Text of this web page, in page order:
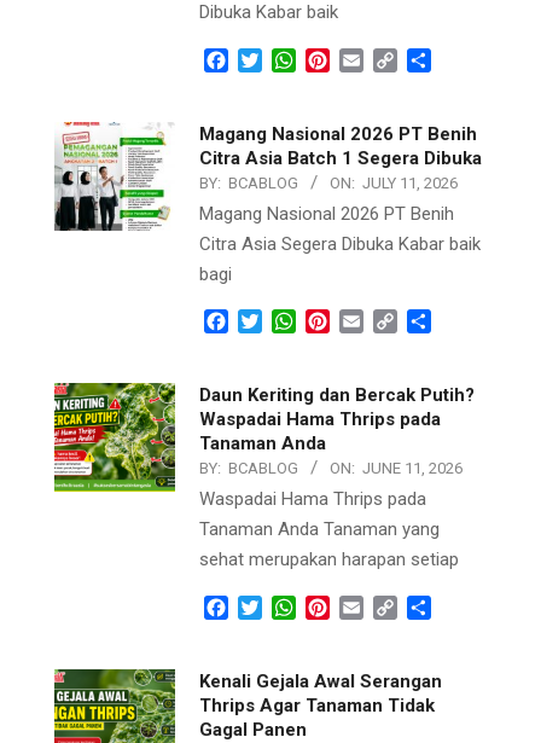
Dibuka Kabar baik
Facebook
TwitterWhatsApp
Pinterest
Email Copy
Magang Nasional 2026 PT Benih
Citra Asia Batch 1 Segera Dibuka
BY: BCABLOG ON: JULY 11, 2026
Magang Nasional 2026 PT Benih
Citra Asia Segera Dibuka Kabar baik
bagi
Facebook
TwitterWhatsApp
Pinterest
Email Copy
Daun Keriting dan Bercak Putih?
Waspadai Hama Thrips pada
Tanaman Anda
BY: BCABLOG ON: JUNE 11, 2026
Waspadai Hama Thrips pada
Tanaman Anda Tanaman yang
sehat merupakan harapan setiap
Facebook
TwitterWhatsApp
Pinterest
Email Copy
Kenali Gejala Awal Serangan
Thrips Agar Tanaman Tidak
Gagal Panen